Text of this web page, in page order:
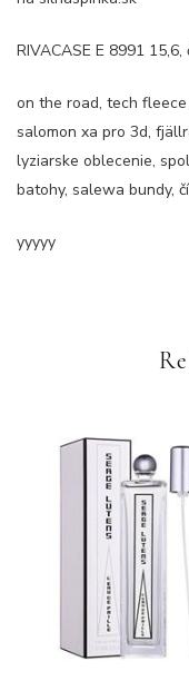
RIVACASE E 8991
on the road, tech
salomon xa pro 3d,
lyziarske oblecenie,
batohy, salewa bundy,
yyyyy